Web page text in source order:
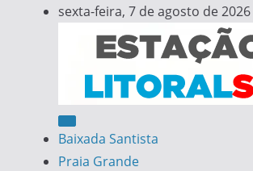
Skip
content
sexta-feira, 7 de agosto de 2026
Estação Litoral SP
Notícias da Baixada Santista
Baixada Santista
Praia Grande